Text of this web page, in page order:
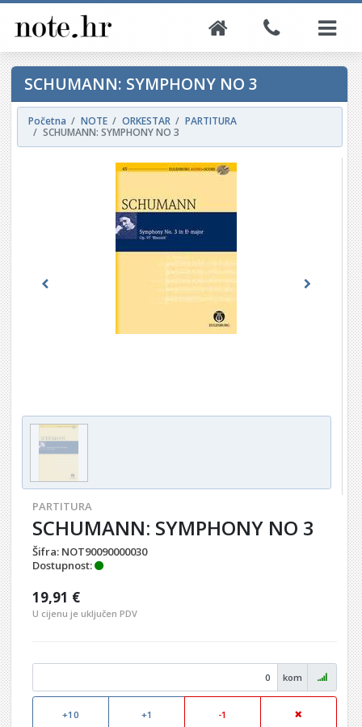
SCHUMANN: SYMPHONY NO 3
Početna NOTE ORKESTAR
PARTITURA
SCHUMANN: SYMPHONY NO 3
Previous Next
PARTITURA
SCHUMANN: SYMPHONY NO 3
Šifra: NOT90090000030
Dostupnost:
19,91 €
U cijenu je uključen PDV
kom
+10 +1 -1